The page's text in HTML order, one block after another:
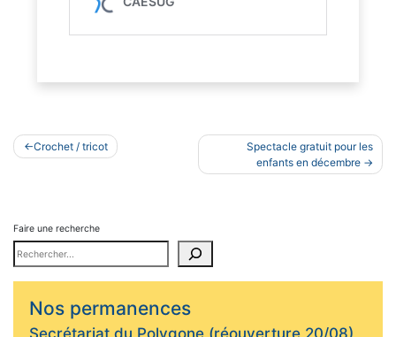
Navigation
de
Crochet / tricot
Spectacle gratuit pour les
enfants en décembre
Faire une recherche
Nos permanences